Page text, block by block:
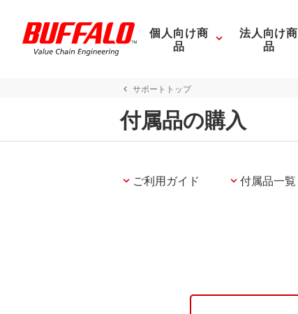
個人向け商
品
法人向け商
品
サポートトップ
付属品の購入
ご利用ガイド 付属品一覧